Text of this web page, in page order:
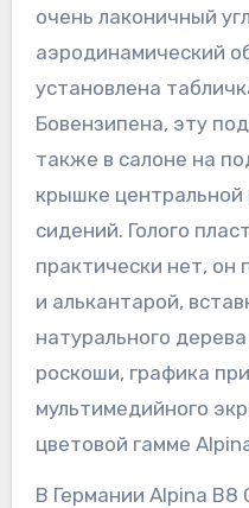
очень лаконичный
аэродинамический
установлена
Бовензипена, эту
также в салоне на
крышке центральной
сидений. Голого
практически нет,
и алькантарой,
натурального
роскоши, графика
мультимедийного
цветовой гамме
В Германии Alpina B8